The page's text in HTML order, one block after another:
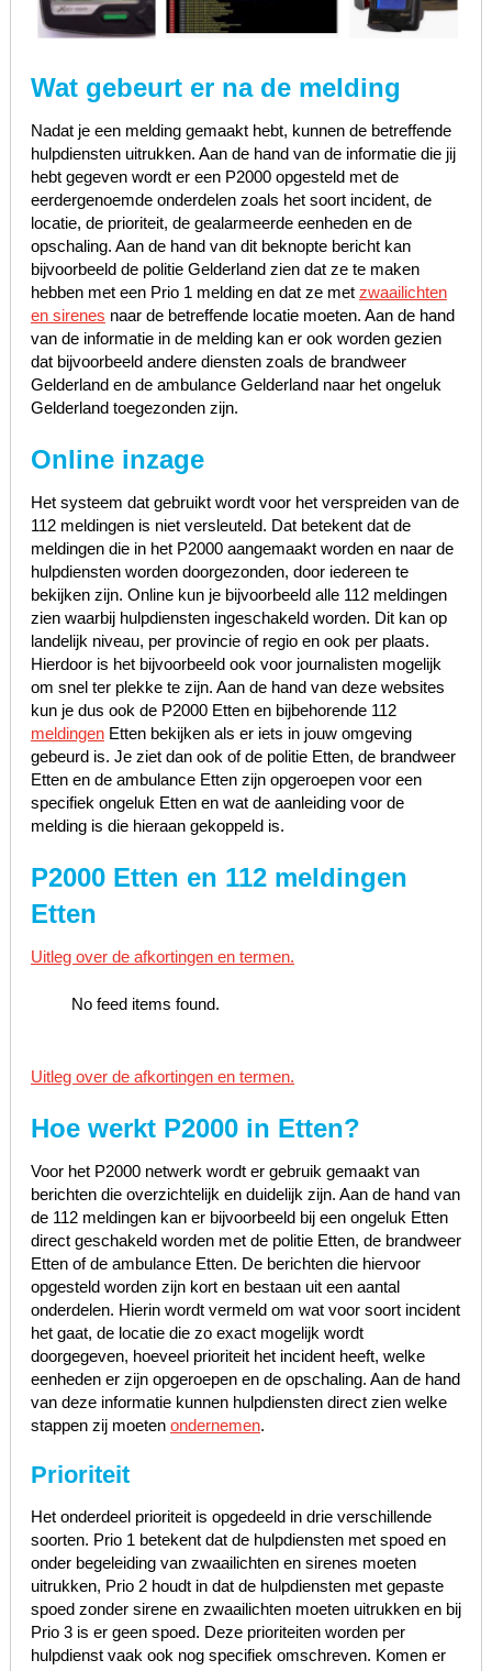
Wat gebeurt er na de melding
Nadat je een melding gemaakt hebt, kunnen de betreffende
hulpdiensten uitrukken. Aan de hand van de informatie die jij
hebt gegeven wordt er een P2000 opgesteld met de
eerdergenoemde onderdelen zoals het soort incident, de
locatie, de prioriteit, de gealarmeerde eenheden en de
opschaling. Aan de hand van dit beknopte bericht kan
bijvoorbeeld de politie Gelderland zien dat ze te maken
hebben met een Prio 1 melding en dat ze met zwaailichten
en sirenes naar de betreffende locatie moeten. Aan de hand
van de informatie in de melding kan er ook worden gezien
dat bijvoorbeeld andere diensten zoals de brandweer
Gelderland en de ambulance Gelderland naar het ongeluk
Gelderland toegezonden zijn.
Online inzage
Het systeem dat gebruikt wordt voor het verspreiden van de
112 meldingen is niet versleuteld. Dat betekent dat de
meldingen die in het P2000 aangemaakt worden en naar de
hulpdiensten worden doorgezonden, door iedereen te
bekijken zijn. Online kun je bijvoorbeeld alle 112 meldingen
zien waarbij hulpdiensten ingeschakeld worden. Dit kan op
landelijk niveau, per provincie of regio en ook per plaats.
Hierdoor is het bijvoorbeeld ook voor journalisten mogelijk
om snel ter plekke te zijn. Aan de hand van deze websites
kun je dus ook de P2000 Etten en bijbehorende 112
meldingenEtten bekijken als er iets in jouw omgeving
gebeurd is. Je ziet dan ook of de politie Etten, de brandweer
Etten en de ambulance Etten zijn opgeroepen voor een
specifiek ongeluk Etten en wat de aanleiding voor de
melding is die hieraan gekoppeld is.
P2000 Etten en 112 meldingen
Etten
Uitleg over de afkortingen en termen.
No feed items found.
Uitleg over de afkortingen en termen.
Hoe werkt P2000 in Etten?
Voor het P2000 netwerk wordt er gebruik gemaakt van
berichten die overzichtelijk en duidelijk zijn. Aan de hand van
de 112 meldingen kan er bijvoorbeeld bij een ongeluk Etten
direct geschakeld worden met de politie Etten, de brandweer
Etten of de ambulance Etten. De berichten die hiervoor
opgesteld worden zijn kort en bestaan uit een aantal
onderdelen. Hierin wordt vermeld om wat voor soort incident
het gaat, de locatie die zo exact mogelijk wordt
doorgegeven, hoeveel prioriteit het incident heeft, welke
eenheden er zijn opgeroepen en de opschaling. Aan de hand
van deze informatie kunnen hulpdiensten direct zien welke
stappen zij moeten ondernemen.
Prioriteit
Het onderdeel prioriteit is opgedeeld in drie verschillende
soorten. Prio 1 betekent dat de hulpdiensten met spoed en
onder begeleiding van zwaailichten en sirenes moeten
uitrukken, Prio 2 houdt in dat de hulpdiensten met gepaste
spoed zonder sirene en zwaailichten moeten uitrukken en bij
Prio 3 is er geen spoed. Deze prioriteiten worden per
hulpdienst vaak ook nog specifiek omschreven. Komen er